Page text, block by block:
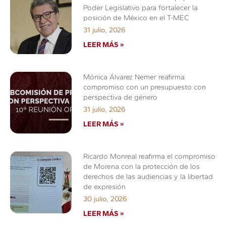
Poder Legislativo para fortalecer la
posición de México en el T-MEC
31 julio, 2026
LEER MÁS »
Mónica Álvarez Nemer reafirma
compromiso con un presupuesto con
perspectiva de género
31 julio, 2026
LEER MÁS »
Ricardo Monreal reafirma el compromiso
de Morena con la protección de los
derechos de las audiencias y la libertad
de expresión
30 julio, 2026
LEER MÁS »